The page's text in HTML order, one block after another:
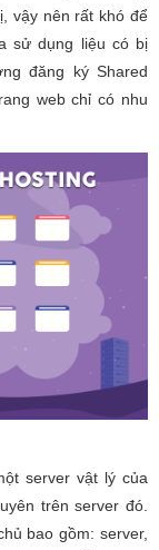
vậy nên rất khó để
sử dụng liệu có bị
đăng ký Shared
web chỉ có nhu
server vật lý của
trên server đó.
bao gồm: server,